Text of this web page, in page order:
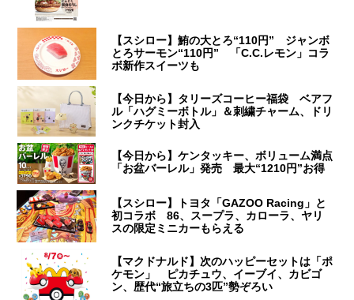
【スシロー】鮪の大とろ“110円” ジャンボ
とろサーモン“110円” 「C.C.レモン」コラ
ボ新作スイーツも
【今日から】タリーズコーヒー福袋 ベアフ
ル「ハグミーボトル」＆刺繍チャーム、ドリ
ンクチケット封入
【今日から】ケンタッキー、ボリューム満点
「お盆バーレル」発売 最大“1210円”お得
【スシロー】トヨタ「GAZOO Racing」と
初コラボ 86、スープラ、カローラ、ヤリ
スの限定ミニカーもらえる
【マクドナルド】次のハッピーセットは「ポ
ケモン」 ピカチュウ、イーブイ、カビゴ
ン、歴代“旅立ちの3匹”勢ぞろい